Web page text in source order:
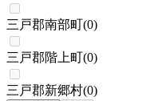
三戸郡南部町(0)
三戸郡階上町(0)
三戸郡新郷村(0)